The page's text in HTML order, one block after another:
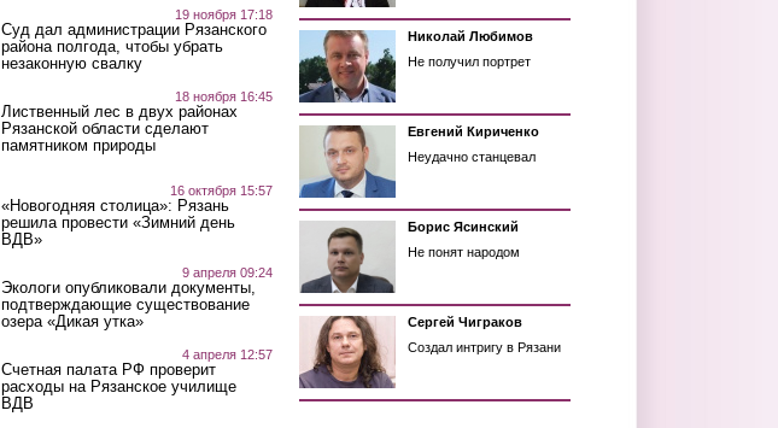
19 ноября 17:18
Суд дал администрации Рязанского
района полгода, чтобы убрать
незаконную свалку
18 ноября 16:45
Лиственный лес в двух районах
Рязанской области сделают
памятником природы
16 октября 15:57
«Новогодняя столица»: Рязань
решила провести «Зимний день
ВДВ»
9 апреля 09:24
Экологи опубликовали документы,
подтверждающие существование
озера «Дикая утка»
4 апреля 12:57
Счетная палата РФ проверит
расходы на Рязанское училище
ВДВ
Николай Любимов
Не получил портрет
Евгений Кириченко
Неудачно станцевал
Борис Ясинский
Не понят народом
Сергей Чиграков
Создал интригу в Рязани